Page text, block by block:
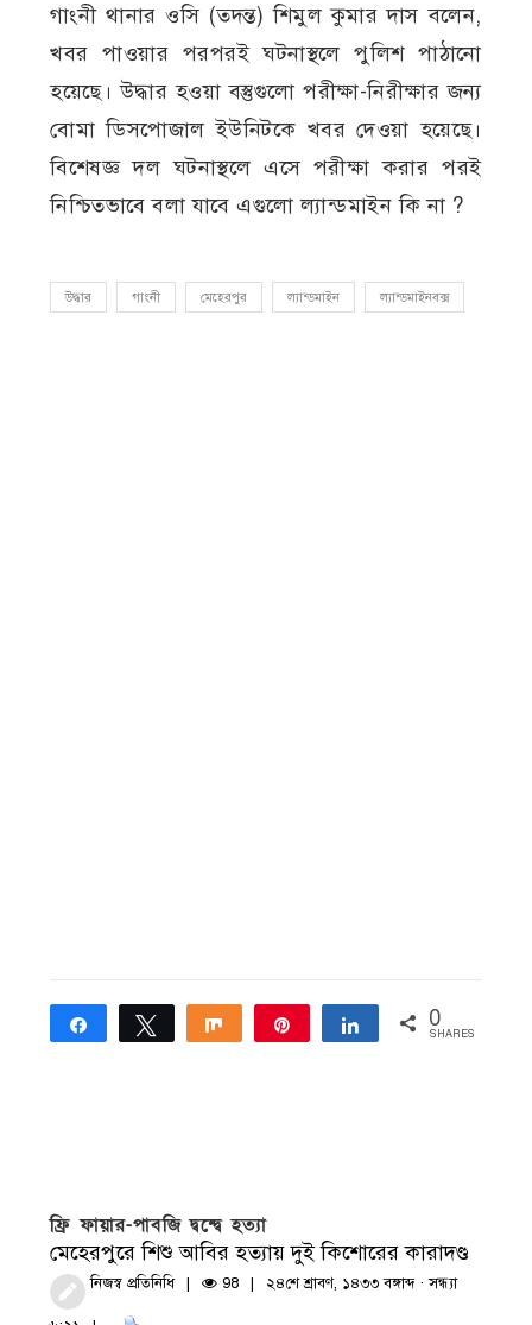
গাংনী থানার ওসি (তদন্ত) শিমুল কুমার দাস বলেন,
খবর পাওয়ার পরপরই ঘটনাস্থলে পুলিশ পাঠানো
হয়েছে। উদ্ধার হওয়া বস্তুগুলো পরীক্ষা-নিরীক্ষার জন্য
বোমা ডিসপোজাল ইউনিটকে খবর দেওয়া হয়েছে।
বিশেষজ্ঞ দল ঘটনাস্থলে এসে পরীক্ষা করার পরই
নিশ্চিতভাবে বলা যাবে এগুলো ল্যান্ডমাইন কি না ?
উদ্ধার গাংনী মেহেরপুর ল্যান্ডমাইন ল্যান্ডমাইনবক্স
Share Tweet Share Share 0
SHARES
ফ্রি ফায়ার-পাবজি দ্বন্দ্বে হত্যা
মেহেরপুরে শিশু আবির হত্যায় দুই কিশোরের কারাদণ্ড
নিজস্ব প্রতিনিধি 98 ২৪শে শ্রাবণ, ১৪৩৩ বঙ্গাব্দ · সন্ধ্যা